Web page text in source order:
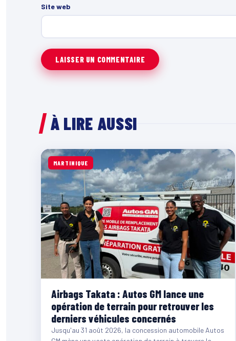
Site web
À LIRE AUSSI
MARTINIQUE
Airbags Takata : Autos GM lance une
opération de terrain pour retrouver les
derniers véhicules concernés
Jusqu'au 31 août 2026, la concession automobile Autos